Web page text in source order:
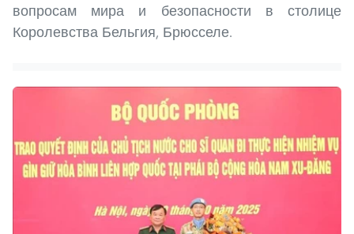
вопросам мира и безопасности в столице
Королевства Бельгия, Брюсселе.